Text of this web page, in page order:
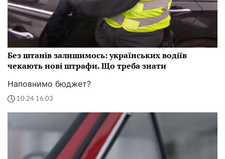
Без штанів залишимось: українських водіїв
чекають нові штрафи. Що треба знати
Наповнимо бюджет?
10:24 16.03